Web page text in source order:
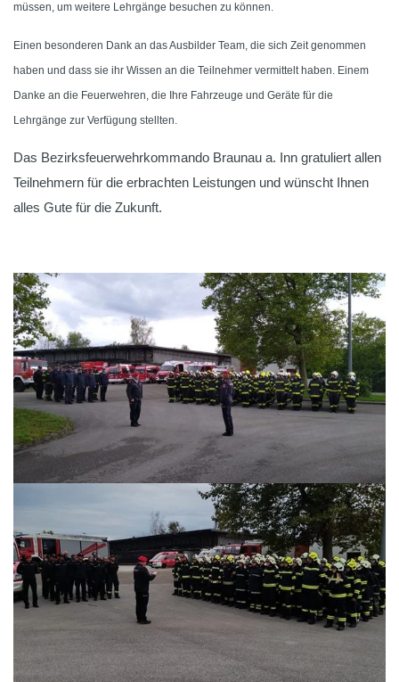
müssen, um weitere Lehrgänge besuchen zu können.
Einen besonderen Dank an das Ausbilder Team, die sich Zeit genommen
haben und dass sie ihr Wissen an die Teilnehmer vermittelt haben. Einem
Danke an die Feuerwehren, die Ihre Fahrzeuge und Geräte für die
Lehrgänge zur Verfügung stellten.
Das Bezirksfeuerwehrkommando Braunau a. Inn gratuliert allen
Teilnehmern für die erbrachten Leistungen und wünscht Ihnen
alles Gute für die Zukunft.